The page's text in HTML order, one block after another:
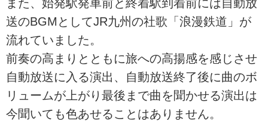
また、始発駅発車前と終着駅到着前には自動放
送のBGMとしてJR九州の社歌「浪漫鉄道」が
流れていました。
前奏の高まりとともに旅への高揚感を感じさせ
自動放送に入る演出、自動放送終了後に曲のボ
リュームが上がり最後まで曲を聞かせる演出は
今聞いても色あせることはありません。